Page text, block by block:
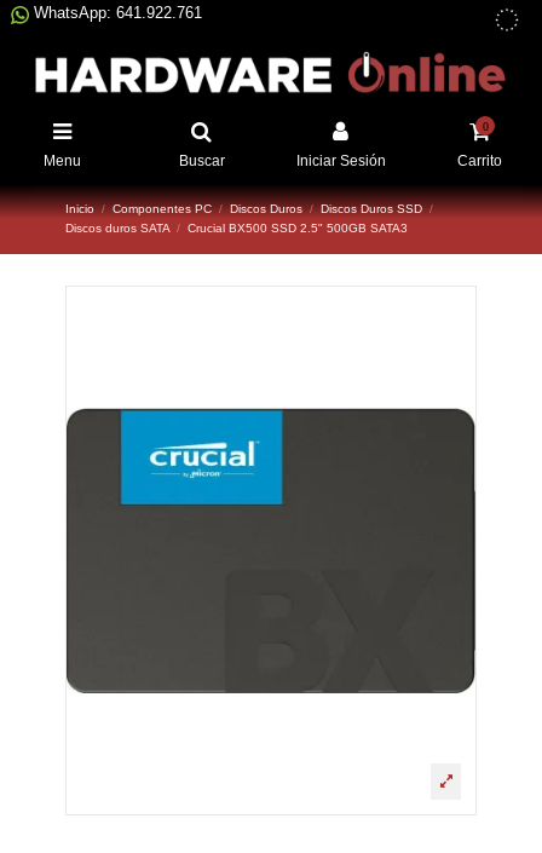
WhatsApp: 641.922.761
Menu Buscar Iniciar Sesión
0
Carrito
Inicio Componentes PC Discos Duros
Discos Duros SSD
Discos duros SATA
Crucial BX500 SSD 2.5" 500GB SATA3